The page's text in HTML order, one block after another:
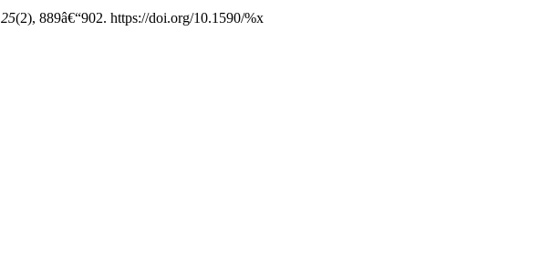
25(2), 889â€“902. https://doi.org/10.1590/%x